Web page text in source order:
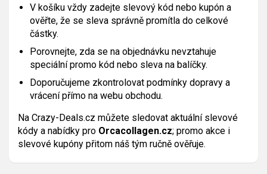
V košíku vždy zadejte slevový kód nebo kupón a
ověřte, že se sleva správně promítla do celkové
částky.
Porovnejte, zda se na objednávku nevztahuje
speciální promo kód nebo sleva na balíčky.
Doporučujeme zkontrolovat podmínky dopravy a
vrácení přímo na webu obchodu.
Na Crazy-Deals.cz můžete sledovat aktuální slevové
kódy a nabídky pro Orcacollagen.cz; promo akce i
slevové kupóny přitom náš tým ručně ověřuje.